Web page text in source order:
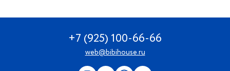
+7 (925) 100-66-66
web@bibihouse.ru